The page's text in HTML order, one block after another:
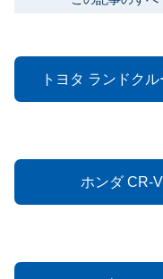
トヨタ ランドク
ホンダ CR-